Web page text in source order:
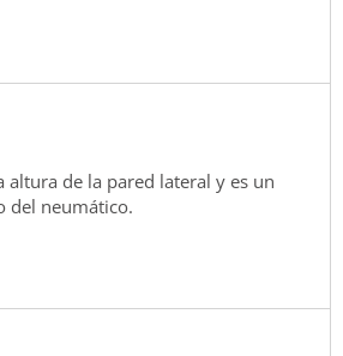
altura de la pared lateral y es un
del neumático.